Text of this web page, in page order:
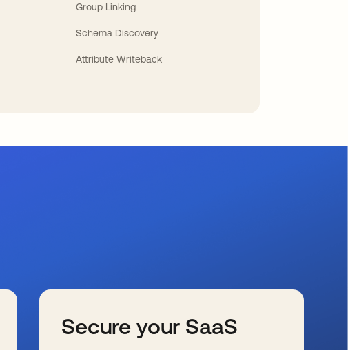
Group Linking
Schema Discovery
Attribute Writeback
Secure your SaaS